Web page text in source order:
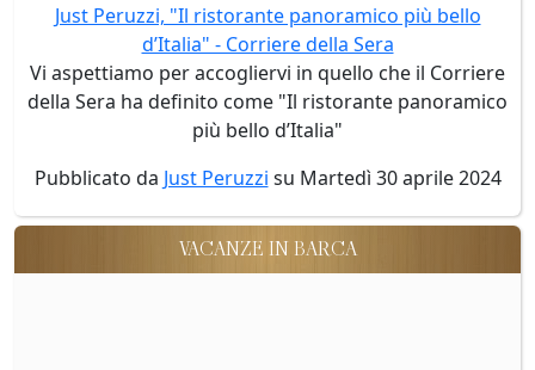
Just Peruzzi, "Il ristorante panoramico più bello
d’Italia" - Corriere della Sera
Vi aspettiamo per accogliervi in quello che il Corriere
della Sera ha definito come "Il ristorante panoramico
più bello d’Italia"
Pubblicato da Just Peruzzi su Martedì 30 aprile 2024
VACANZE IN BARCA